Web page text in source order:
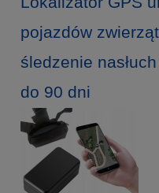
pojazdów
śledzenie
do 90 dni